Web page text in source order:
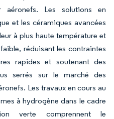
aéronefs. Les solutions en
et les céramiques avancées
à plus haute température et
réduisant les contraintes
rapides et soutenant des
serrés sur le marché des
Les travaux en cours au
à hydrogène dans le cadre
verte comprennent le